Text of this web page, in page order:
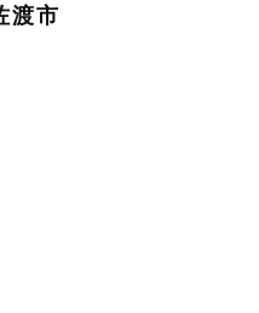
渡市